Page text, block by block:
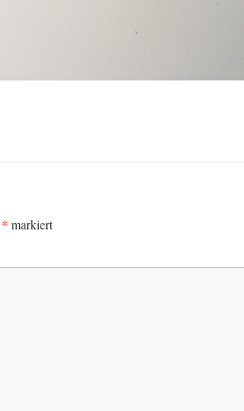
* markiert